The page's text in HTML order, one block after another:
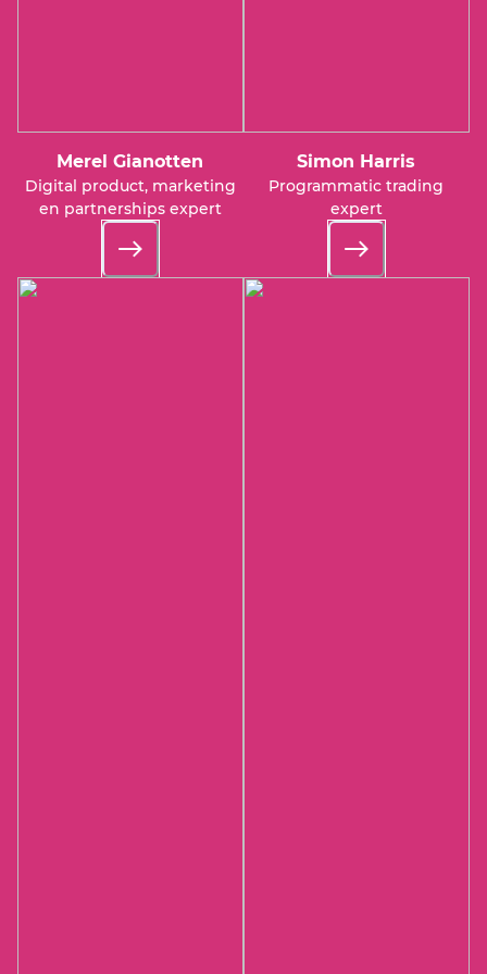
Merel Gianotten
Digital product, marketing
en partnerships expert
Simon Harris
Programmatic trading
expert